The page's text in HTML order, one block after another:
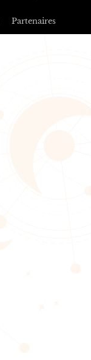
Partenaires